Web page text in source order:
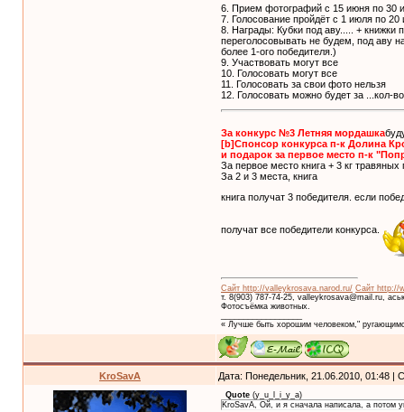
6. Прием фотографий с 15 июня по 30
7. Голосование пройдёт с 1 июля по
8. Награды: Кубки под аву..... +
переголосовывать не будем, под аву
более 1-ого победителя.)
9. Участвовать могут все
10. Голосовать могут все
11. Голосовать за свои фото нельзя
12. Голосовать можно будет за ...кол-
За конкурс №3 Летняя мордашка
[b]Спонсор конкурса п-к Долина
и подарок за первое место п-к
За первое место книга + 3 кг травяных
За 2 и 3 места, книга
книга получат 3 победителя. если
получат все победители конкурса.
Сайт http://valleykrosava.narod.ru/ Сайт http://
т. 8(903) 787-74-25, valleykrosava@mail.ru,
Фотосъёмка животных.
« Лучше быть хорошим человеком,"
KroSavA Дата: Понедельник, 21.06.2010, 01:48 |
Quote (y_u_l_i_y_a)
KroSavA, Ой, и я сначала написала, а потом